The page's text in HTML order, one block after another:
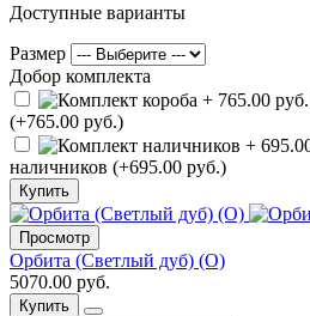
Доступные варианты
Размер
Добор комплекта
(+765.00 руб.)
наличников (+695.00 руб.)
Купить
Просмотр
Орбита (Светлый дуб) (О)
5070.00 руб.
Купить